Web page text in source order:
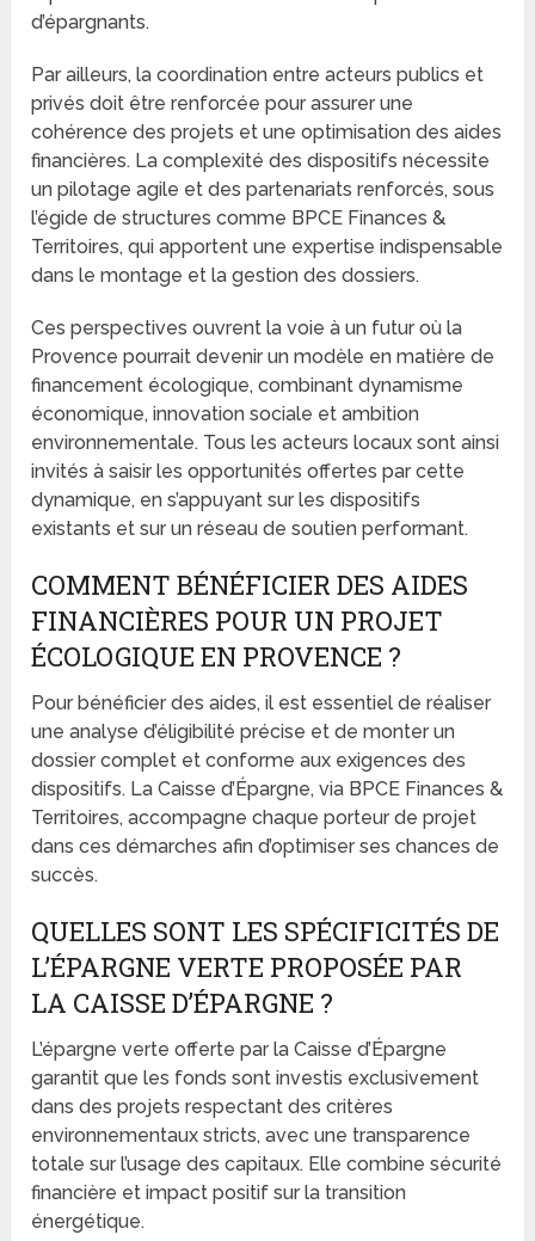
d’épargnants.
Par ailleurs, la coordination entre acteurs publics et
privés doit être renforcée pour assurer une
cohérence des projets et une optimisation des aides
financières. La complexité des dispositifs nécessite
un pilotage agile et des partenariats renforcés, sous
l’égide de structures comme BPCE Finances &
Territoires, qui apportent une expertise indispensable
dans le montage et la gestion des dossiers.
Ces perspectives ouvrent la voie à un futur où la
Provence pourrait devenir un modèle en matière de
financement écologique, combinant dynamisme
économique, innovation sociale et ambition
environnementale. Tous les acteurs locaux sont ainsi
invités à saisir les opportunités offertes par cette
dynamique, en s’appuyant sur les dispositifs
existants et sur un réseau de soutien performant.
COMMENT BÉNÉFICIER DES AIDES
FINANCIÈRES POUR UN PROJET
ÉCOLOGIQUE EN PROVENCE ?
Pour bénéficier des aides, il est essentiel de réaliser
une analyse d’éligibilité précise et de monter un
dossier complet et conforme aux exigences des
dispositifs. La Caisse d’Épargne, via BPCE Finances &
Territoires, accompagne chaque porteur de projet
dans ces démarches afin d’optimiser ses chances de
succès.
QUELLES SONT LES SPÉCIFICITÉS DE
L’ÉPARGNE VERTE PROPOSÉE PAR
LA CAISSE D’ÉPARGNE ?
L’épargne verte offerte par la Caisse d’Épargne
garantit que les fonds sont investis exclusivement
dans des projets respectant des critères
environnementaux stricts, avec une transparence
totale sur l’usage des capitaux. Elle combine sécurité
financière et impact positif sur la transition
énergétique.